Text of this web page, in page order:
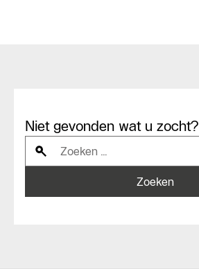
Niet gevonden wat u zocht?
Zoeken